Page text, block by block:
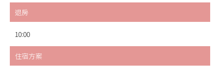
退房
10:00
住宿方案